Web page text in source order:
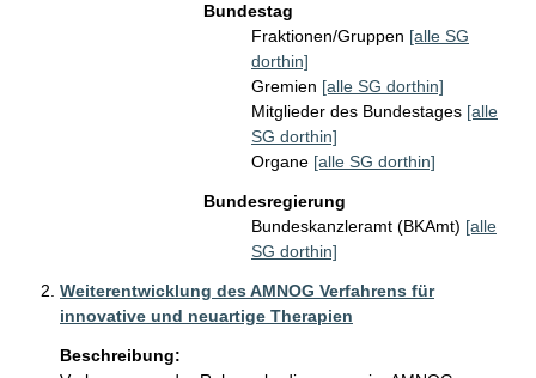
Bundestag
Fraktionen/Gruppen [alle SG
dorthin]
Gremien [alle SG dorthin]
Mitglieder des Bundestages [alle
SG dorthin]
Organe [alle SG dorthin]
Bundesregierung
Bundeskanzleramt (BKAmt) [alle
SG dorthin]
Weiterentwicklung des AMNOG Verfahrens für
innovative und neuartige Therapien
Beschreibung: